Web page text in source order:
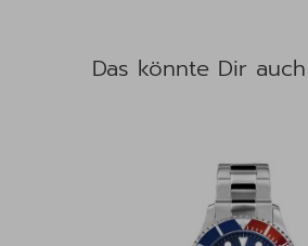
Produktgalerie überspringen
Das könnte Dir